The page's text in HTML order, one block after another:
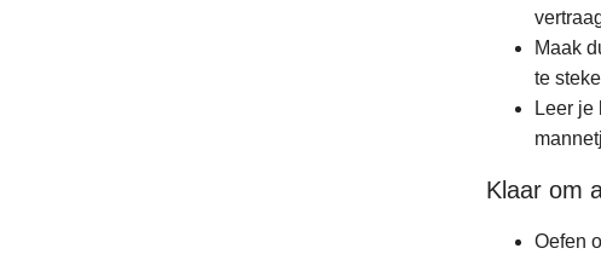
Maak
te
Leer je
Klaar om
Oefen